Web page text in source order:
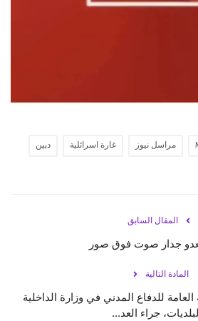
مراسل نيوز غارة اسرائلية دبين
المقال السابق
جدار صوت فوق صور
المادة التالية
للدفاع المدني في وزارة الداخلية
جراء العد...